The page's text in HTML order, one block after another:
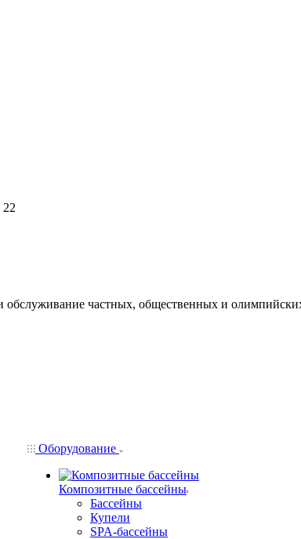
обслуживание частных, общественных и
Оборудование
Композитные бассейны
Бассейны
Купели
SPA-бассейны